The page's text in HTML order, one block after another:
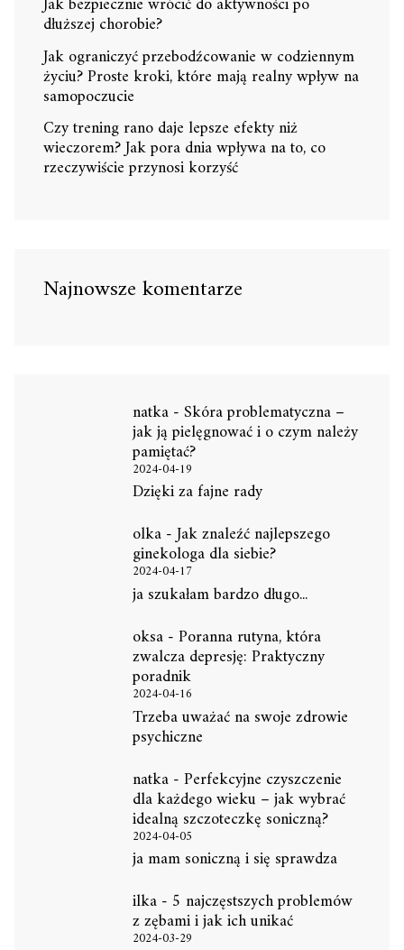
dłuższej chorobie?
Jak ograniczyć przebodźcowanie w codziennym
życiu? Proste kroki, które mają realny wpływ na
samopoczucie
Czy trening rano daje lepsze efekty niż
wieczorem? Jak pora dnia wpływa na to, co
rzeczywiście przynosi korzyść
Najnowsze komentarze
natka-Skóra problematyczna –
jak ją pielęgnować i o czym należy
pamiętać?
2024-04-19
Dzięki za fajne rady
olka-Jak znaleźć najlepszego
ginekologa dla siebie?
2024-04-17
ja szukałam bardzo długo...
oksa-Poranna rutyna, która
zwalcza depresję: Praktyczny
poradnik
2024-04-16
Trzeba uważać na swoje zdrowie
psychiczne
natka-Perfekcyjne czyszczenie
dla każdego wieku – jak wybrać
idealną szczoteczkę soniczną?
2024-04-05
ja mam soniczną i się sprawdza
ilka- 5 najczęstszych problemów
z zębami i jak ich unikać
2024-03-29